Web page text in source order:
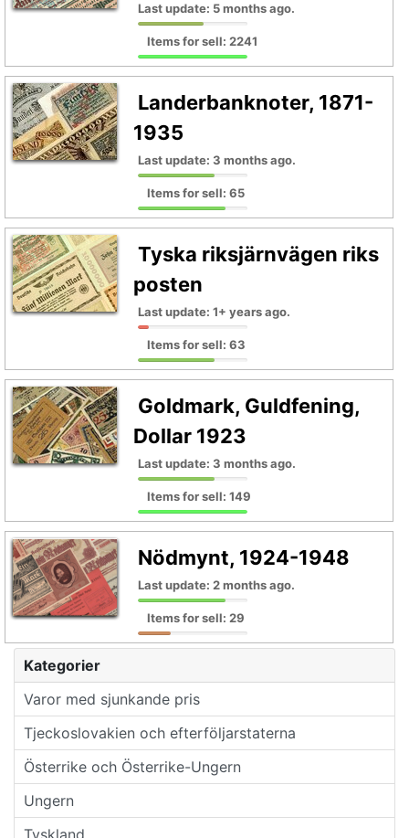
Kategorier
Varor med sjunkande pris
Tjeckoslovakien och efterföljarstaterna
Österrike och Österrike-Ungern
Ungern
Last update: 5 months ago.
Items for sell: 2241
Landerbanknoter, 1871-
1935
Last update: 3 months ago.
Items for sell: 65
Tyska riksjärnvägen riks
posten
Last update: 1+ years ago.
Items for sell: 63
Goldmark, Guldfening,
Dollar 1923
Last update: 3 months ago.
Items for sell: 149
Nödmynt, 1924-1948
Last update: 2 months ago.
Items for sell: 29